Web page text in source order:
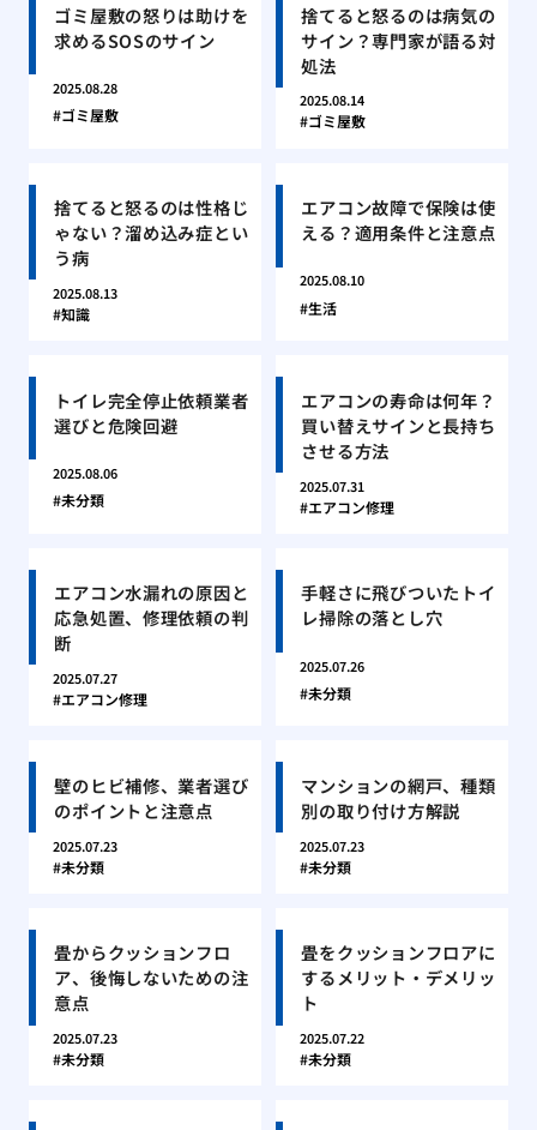
ゴミ屋敷の怒りは助けを
求めるSOSのサイン
2025.08.28
ゴミ屋敷
捨てると怒るのは病気の
サイン？専門家が語る対
処法
2025.08.14
ゴミ屋敷
捨てると怒るのは性格じ
ゃない？溜め込み症とい
う病
2025.08.13
知識
エアコン故障で保険は使
える？適用条件と注意点
2025.08.10
生活
トイレ完全停止依頼業者
選びと危険回避
2025.08.06
未分類
エアコンの寿命は何年？
買い替えサインと長持ち
させる方法
2025.07.31
エアコン修理
エアコン水漏れの原因と
応急処置、修理依頼の判
断
2025.07.27
エアコン修理
手軽さに飛びついたトイ
レ掃除の落とし穴
2025.07.26
未分類
壁のヒビ補修、業者選び
のポイントと注意点
2025.07.23
未分類
マンションの網戸、種類
別の取り付け方解説
2025.07.23
未分類
畳からクッションフロ
ア、後悔しないための注
意点
2025.07.23
未分類
畳をクッションフロアに
するメリット・デメリッ
ト
2025.07.22
未分類